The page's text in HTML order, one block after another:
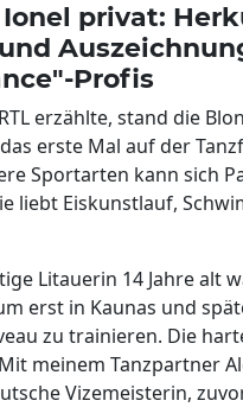
privat:
Profis
erzählte, stand die
erste Mal auf der
Sportarten kann sich
liebt Eiskunstlauf,
Litauerin 14 Jahre alt
erst in Kaunas und
zu trainieren. Die
meinem Tanzpartner
Vizemeisterin,